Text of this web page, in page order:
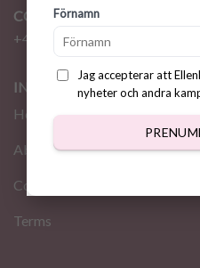
Förnamn
Jag accepterar att
nyheter och andra
CONTACT
+46 72 310 46 48
INFORMATION
Home
About me
Contact
Terms